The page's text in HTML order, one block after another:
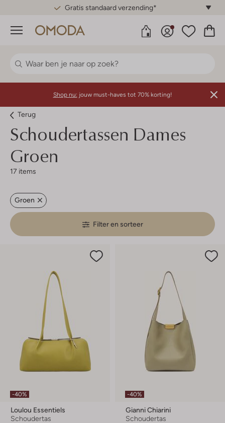
Gratis standaard verzending*
Menu
Shop nu: jouw must-haves tot 70% korting!
Terug
Schoudertassen Dames
Groen
17 items
Groen
Filter en sorteer
-40%
Loulou Essentiels
Schoudertas
-40%
Gianni Chiarini
Schoudertas